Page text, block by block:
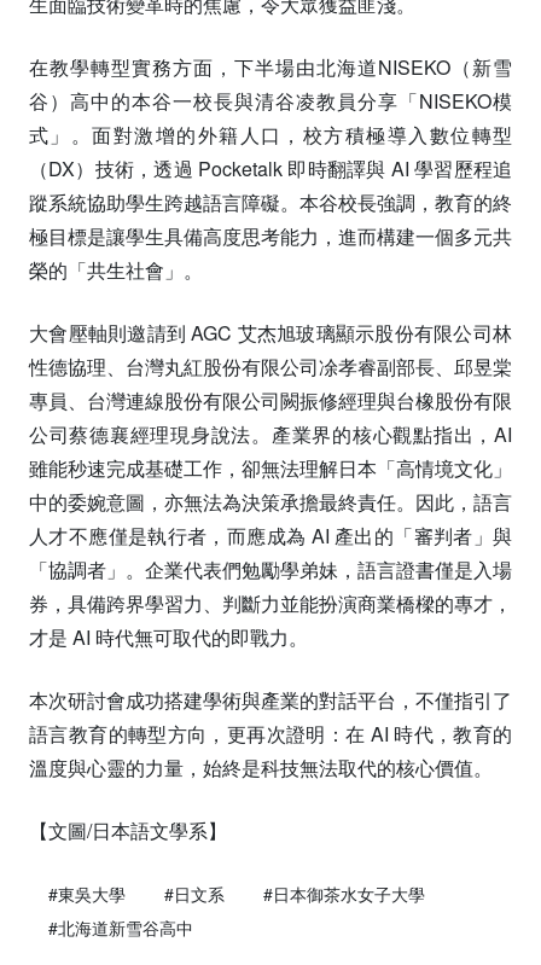
在教學轉型實務方面，下半場由北海道NISEKO（新雪
谷）高中的本谷一校長與清谷凌教員分享「NISEKO模
式」。面對激增的外籍人口，校方積極導入數位轉型
（DX）技術，透過 Pocketalk 即時翻譯與 AI 學習歷程追
蹤系統協助學生跨越語言障礙。本谷校長強調，教育的終
極目標是讓學生具備高度思考能力，進而構建一個多元共
榮的「共生社會」。
大會壓軸則邀請到 AGC 艾杰旭玻璃顯示股份有限公司林
性德協理、台灣丸紅股份有限公司凃孝睿副部長、邱昱棠
專員、台灣連線股份有限公司闕振修經理與台橡股份有限
公司蔡德襄經理現身說法。產業界的核心觀點指出，AI
雖能秒速完成基礎工作，卻無法理解日本「高情境文化」
中的委婉意圖，亦無法為決策承擔最終責任。因此，語言
人才不應僅是執行者，而應成為 AI 產出的「審判者」與
「協調者」。企業代表們勉勵學弟妹，語言證書僅是入場
券，具備跨界學習力、判斷力並能扮演商業橋樑的專才，
才是 AI 時代無可取代的即戰力。
本次研討會成功搭建學術與產業的對話平台，不僅指引了
語言教育的轉型方向，更再次證明：在 AI 時代，教育的
溫度與心靈的力量，始終是科技無法取代的核心價值。
【文圖/日本語文學系】
#東吳大學 #日文系
#日本御茶水女子大學
#北海道新雪谷高中